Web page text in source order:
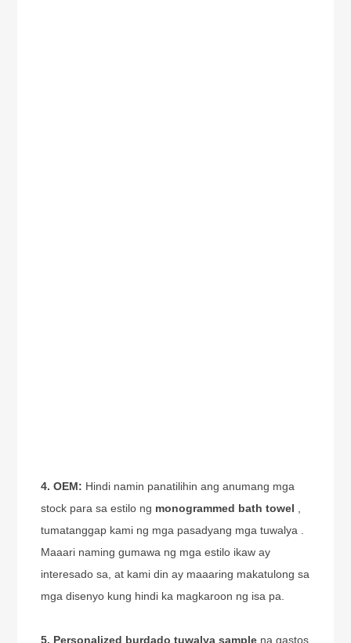
4. OEM: Hindi namin panatilihin ang anumang mga
stock para sa estilo ng monogrammed bath towel ,
tumatanggap kami ng mga pasadyang mga tuwalya .
Maaari naming gumawa ng mga estilo ikaw ay
interesado sa, at kami din ay maaaring makatulong sa
mga disenyo kung hindi ka magkaroon ng isa pa.
5. Personalized burdado tuwalya sample na gastos